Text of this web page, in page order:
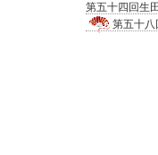
第五十四回生
第五十八